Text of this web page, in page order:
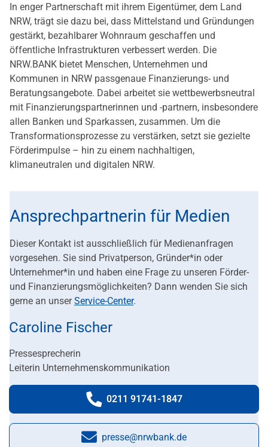
In enger Partnerschaft mit ihrem Eigentümer, dem Land
NRW, trägt sie dazu bei, dass Mittelstand und Gründungen
gestärkt, bezahlbarer Wohnraum geschaffen und
öffentliche Infrastrukturen verbessert werden. Die
NRW.BANK bietet Menschen, Unternehmen und
Kommunen in NRW passgenaue Finanzierungs- und
Beratungsangebote. Dabei arbeitet sie wettbewerbsneutral
mit Finanzierungspartnerinnen und -partnern, insbesondere
allen Banken und Sparkassen, zusammen. Um die
Transformationsprozesse zu verstärken, setzt sie gezielte
Förderimpulse – hin zu einem nachhaltigen,
klimaneutralen und digitalen NRW.
Ansprechpartnerin für Medien
Dieser Kontakt ist ausschließlich für Medienanfragen
vorgesehen. Sie sind Privatperson, Gründer*in oder
Unternehmer*in und haben eine Frage zu unseren Förder-
und Finanzierungsmöglichkeiten? Dann wenden Sie sich
gerne an unserService-Center.
Caroline Fischer
Pressesprecherin
Leiterin Unternehmenskommunikation
Telefonnummer:
0211 91741-1847
E-Mail:
presse@nrwbank.de